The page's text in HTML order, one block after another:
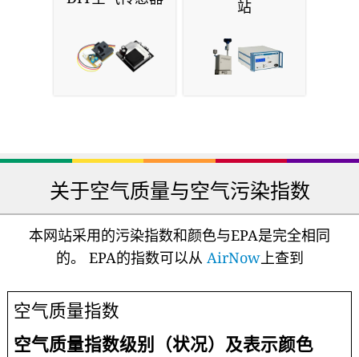
站
关于空气质量与空气污染指数
本网站采用的污染指数和颜色与EPA是完全相同
的。 EPA的指数可以从 AirNow上查到
空气质量指数
空气质量指数级别（状况）及表示颜色